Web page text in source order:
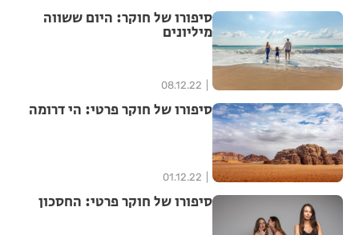
סיפורו של חוקר: היום ששווה
מיליונים
08.12.22
סיפורו של חוקר פרטי: הי דרומה
01.12.22
סיפורו של חוקר פרטי: החסכון